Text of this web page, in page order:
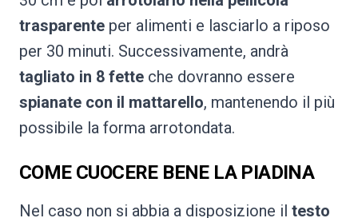
trasparente per alimenti e lasciarlo a riposo
per 30 minuti. Successivamente, andrà
tagliato in 8 fette che dovranno essere
spianate con il mattarello, mantenendo il più
possibile la forma arrotondata.
COME CUOCERE BENE LA PIADINA
Nel caso non si abbia a disposizione il testo